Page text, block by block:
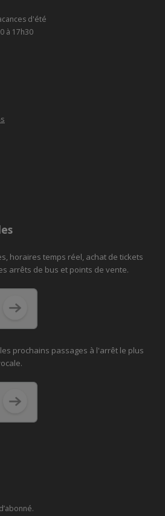
d'été
à 17h30
horaires temps réel, achat de tickets
arrêts de bus et points de vente.
prochains passages à l'arrêt le plus